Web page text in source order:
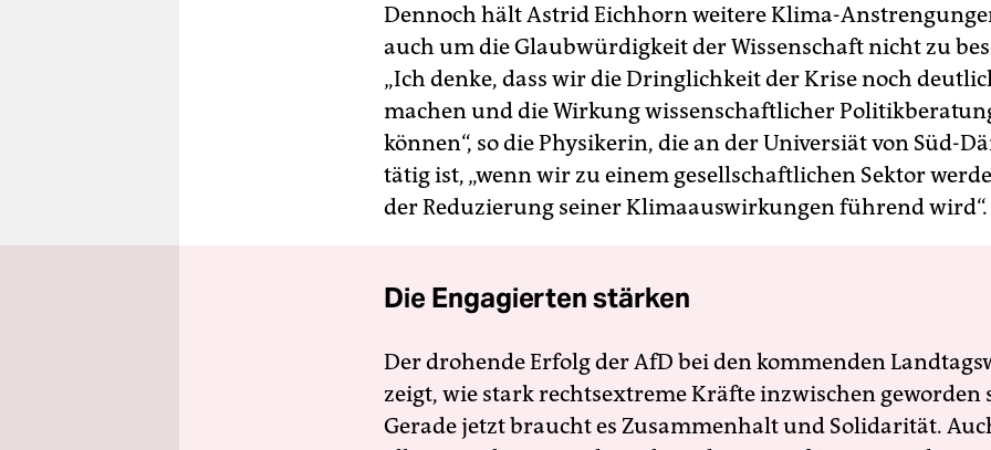
Dennoch hält Astrid Eichhorn weitere Klima-
auch um die Glaubwürdigkeit der Wissenschaft nicht zu
„Ich denke, dass wir die Dringlichkeit der Krise noch
machen und die Wirkung wissenschaftlicher
können“, so die Physikerin, die an der Universiät von Süd-
tätig ist, „wenn wir zu einem gesellschaftlichen Sektor
der Reduzierung seiner Klimaauswirkungen führend wird“.
Die Engagierten stärken
Der drohende Erfolg der AfD bei den kommenden
zeigt, wie stark rechtsextreme Kräfte inzwischen geworden
Gerade jetzt braucht es Zusammenhalt und Solidarität.